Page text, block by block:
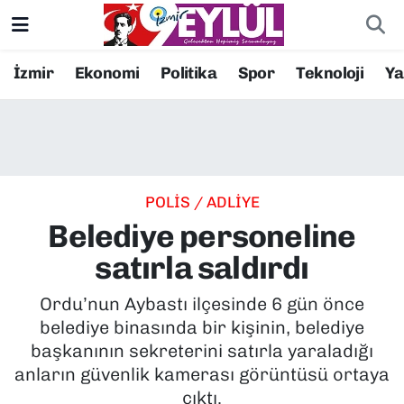
İzmir Ekonomi Politika Spor Teknoloji
POLİS / ADLİYE
Belediye personeline
satırla saldırdı
Ordu’nun Aybastı ilçesinde 6 gün önce
belediye binasında bir kişinin, belediye
başkanının sekreterini satırla yaraladığı
anların güvenlik kamerası görüntüsü ortaya
çıktı.
Resmi İlanlar
EKONOMİ
KÜLTÜR SANAT
MAGAZİN
Konak Nöbetçi Eczaneler
Süper Lig Puan Durumu ve Fikstür
Tüm Manşetler
Son Dakika Haberleri
Haber Arşivi